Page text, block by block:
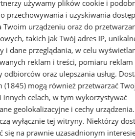
Chorzów
Muzyki Rozrywkowej
używamy plików cookie i
przechowywania i uzyskiwania
Twoim urządzeniu oraz do
takich jak Twój adres IP,
i dane przeglądania, w celu
reklam i treści, pomiaru reklam
odbiorców oraz ulepszania usług.
(1845)mogą również przetwarzać
innych celach, w tym wykorzystywać
geolokalizacyjne i cechy
wyłącznie tej witryny. Niektórzy
się na prawnie uzasadnionym